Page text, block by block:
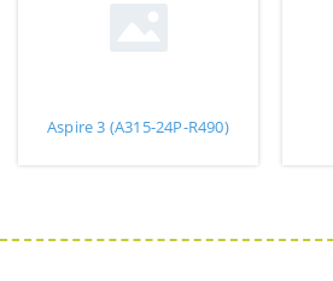
Aspire 3 (A315-24P-R490)